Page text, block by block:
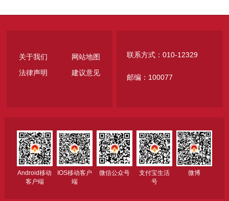
关于我们
网站地图
法律声明
建议意见
联系方式：010-12329
邮编：100077
Android移动
客户端
IOS移动客户
端
微信公众号
支付宝生活
号
微博